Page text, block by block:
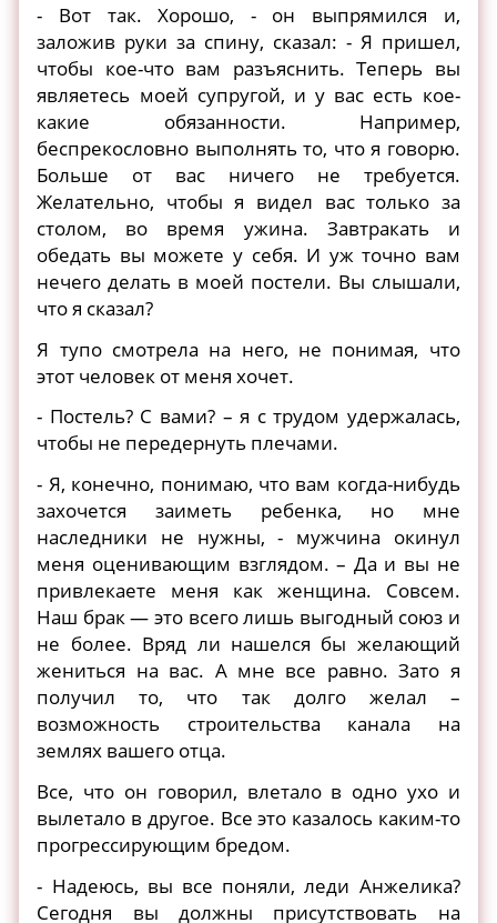
- Вот так. Хорошо, - он выпрямился и,
заложив руки за спину, сказал: - Я пришел,
чтобы кое-что вам разъяснить. Теперь вы
являетесь моей супругой, и у вас есть кое-
какие обязанности. Например,
беспрекословно выполнять то, что я говорю.
Больше от вас ничего не требуется.
Желательно, чтобы я видел вас только за
столом, во время ужина. Завтракать и
обедать вы можете у себя. И уж точно вам
нечего делать в моей постели. Вы слышали,
что я сказал?
Я тупо смотрела на него, не понимая, что
этот человек от меня хочет.
- Постель? С вами? – я с трудом удержалась,
чтобы не передернуть плечами.
- Я, конечно, понимаю, что вам когда-нибудь
захочется заиметь ребенка, но мне
наследники не нужны, - мужчина окинул
меня оценивающим взглядом. – Да и вы не
привлекаете меня как женщина. Совсем.
Наш брак — это всего лишь выгодный союз и
не более. Вряд ли нашелся бы желающий
жениться на вас. А мне все равно. Зато я
получил то, что так долго желал –
возможность строительства канала на
землях вашего отца.
Все, что он говорил, влетало в одно ухо и
вылетало в другое. Все это казалось каким-то
прогрессирующим бредом.
- Надеюсь, вы все поняли, леди Анжелика?
Сегодня вы должны присутствовать на